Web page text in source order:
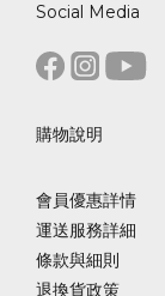
Social Media
購物說明
會員優惠詳情
運送服務詳細
條款與細則
退換貨政策